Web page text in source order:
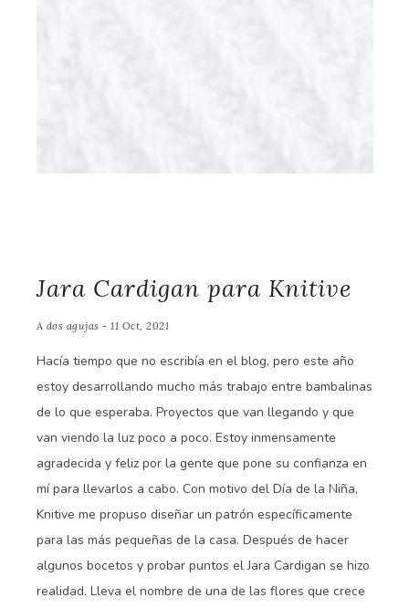
Jara Cardigan para Knitive
A dos agujas - 11 Oct, 2021
Hacía tiempo que no escribía en el blog, pero este año
estoy desarrollando mucho más trabajo entre bambalinas
de lo que esperaba. Proyectos que van llegando y que
van viendo la luz poco a poco. Estoy inmensamente
agradecida y feliz por la gente que pone su confianza en
mí para llevarlos a cabo. Con motivo del Día de la Niña,
Knitive me propuso diseñar un patrón específicamente
para las más pequeñas de la casa. Después de hacer
algunos bocetos y probar puntos el Jara Cardigan se hizo
realidad. Lleva el nombre de una de las flores que crece